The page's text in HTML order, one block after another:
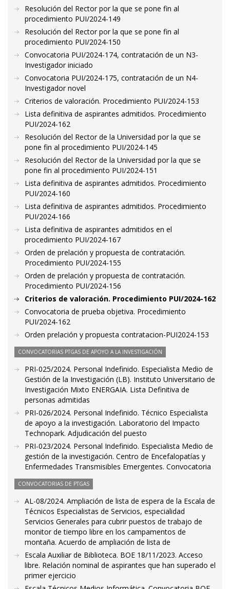
Resolución del Rector por la que se pone fin al
procedimiento PUI/2024-149
Resolución del Rector por la que se pone fin al
procedimiento PUI/2024-150
Convocatoria PUI/2024-174, contratación de un N3-
Investigador iniciado
Convocatoria PUI/2024-175, contratación de un N4-
Investigador novel
Criterios de valoración. Procedimiento PUI/2024-153
Lista definitiva de aspirantes admitidos. Procedimiento
PUI/2024-162
Resolución del Rector de la Universidad por la que se
pone fin al procedimiento PUI/2024-145
Resolución del Rector de la Universidad por la que se
pone fin al procedimiento PUI/2024-151
Lista definitiva de aspirantes admitidos. Procedimiento
PUI/2024-160
Lista definitiva de aspirantes admitidos. Procedimiento
PUI/2024-166
Lista definitiva de aspirantes admitidos en el
procedimiento PUI/2024-167
Orden de prelación y propuesta de contratación.
Procedimiento PUI/2024-155
Orden de prelación y propuesta de contratación.
Procedimiento PUI/2024-156
Criterios de valoración. Procedimiento PUI/2024-162
Convocatoria de prueba objetiva. Procedimiento
PUI/2024-162
Orden prelación y propuesta contratacion-PUI2024-153
CONVOCATORIAS PTGAS DE APOYO A LA INVESTIGACIÓN
PRI-025/2024. Personal Indefinido. Especialista Medio de
Gestión de la Investigación (LB). Instituto Universitario de
Investigación Mixto ENERGAIA. Lista Definitiva de
personas admitidas
PRI-026/2024. Personal Indefinido. Técnico Especialista
de apoyo a la investigación. Laboratorio del Impacto
Technopark. Adjudicación del puesto
PRI-023/2024. Personal Indefinido. Especialista Medio de
gestión de la investigación. Centro de Encefalopatías y
Enfermedades Transmisibles Emergentes. Convocatoria
CONVOCATORIAS DE PTGAS
AL-08/2024. Ampliación de lista de espera de la Escala de
Técnicos Especialistas de Servicios, especialidad
Servicios Generales para cubrir puestos de trabajo de
monitor de tiempo libre en los campamentos de
montaña. Acuerdo de ampliación de lista de
Escala Auxiliar de Biblioteca. BOE 18/11/2023. Acceso
libre. Relación nominal de aspirantes que han superado el
primer ejercicio